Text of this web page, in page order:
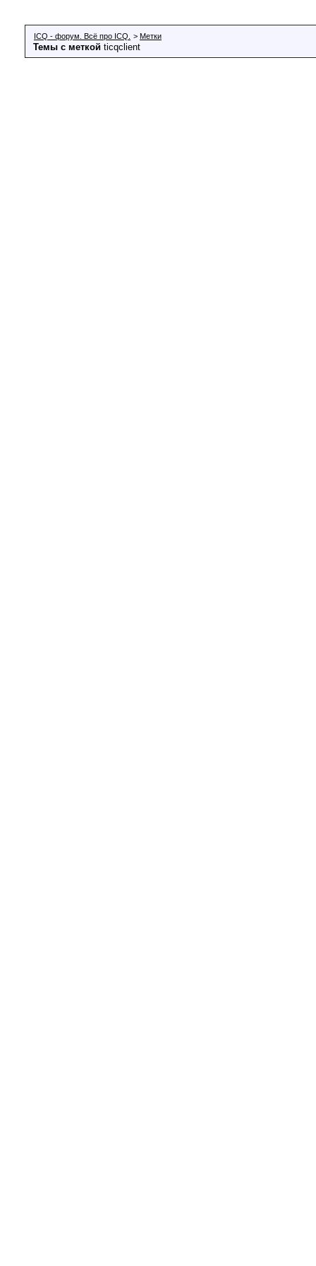
ICQ - форум. Всё про ICQ. > Метки
Темы с меткой ticqclient